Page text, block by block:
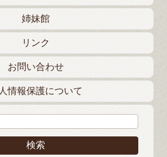
姉妹館
リンク
お問い合わせ
情報保護について